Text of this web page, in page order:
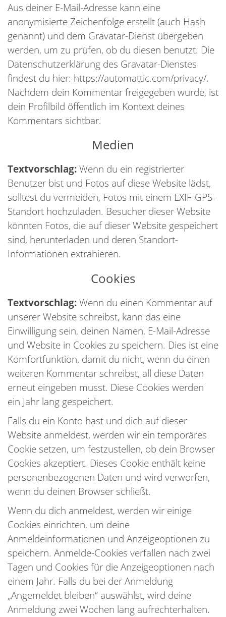
Aus deiner E-Mail-Adresse kann eine
anonymisierte Zeichenfolge erstellt (auch Hash
genannt) und dem Gravatar-Dienst übergeben
werden, um zu prüfen, ob du diesen benutzt. Die
Datenschutzerklärung des Gravatar-Dienstes
findest du hier: https://automattic.com/privacy/.
Nachdem dein Kommentar freigegeben wurde, ist
dein Profilbild öffentlich im Kontext deines
Kommentars sichtbar.
Medien
Textvorschlag:Wenn du ein registrierter
Benutzer bist und Fotos auf diese Website lädst,
solltest du vermeiden, Fotos mit einem EXIF-GPS-
Standort hochzuladen. Besucher dieser Website
könnten Fotos, die auf dieser Website gespeichert
sind, herunterladen und deren Standort-
Informationen extrahieren.
Cookies
Textvorschlag:Wenn du einen Kommentar auf
unserer Website schreibst, kann das eine
Einwilligung sein, deinen Namen, E-Mail-Adresse
und Website in Cookies zu speichern. Dies ist eine
Komfortfunktion, damit du nicht, wenn du einen
weiteren Kommentar schreibst, all diese Daten
erneut eingeben musst. Diese Cookies werden
ein Jahr lang gespeichert.
Falls du ein Konto hast und dich auf dieser
Website anmeldest, werden wir ein temporäres
Cookie setzen, um festzustellen, ob dein Browser
Cookies akzeptiert. Dieses Cookie enthält keine
personenbezogenen Daten und wird verworfen,
wenn du deinen Browser schließt.
Wenn du dich anmeldest, werden wir einige
Cookies einrichten, um deine
Anmeldeinformationen und Anzeigeoptionen zu
speichern. Anmelde-Cookies verfallen nach zwei
Tagen und Cookies für die Anzeigeoptionen nach
einem Jahr. Falls du bei der Anmeldung
„Angemeldet bleiben“ auswählst, wird deine
Anmeldung zwei Wochen lang aufrechterhalten.